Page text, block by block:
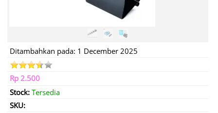
Ditambahkan pada: 1 December 2025
Rp 2.500
Stock: Tersedia
SKU: